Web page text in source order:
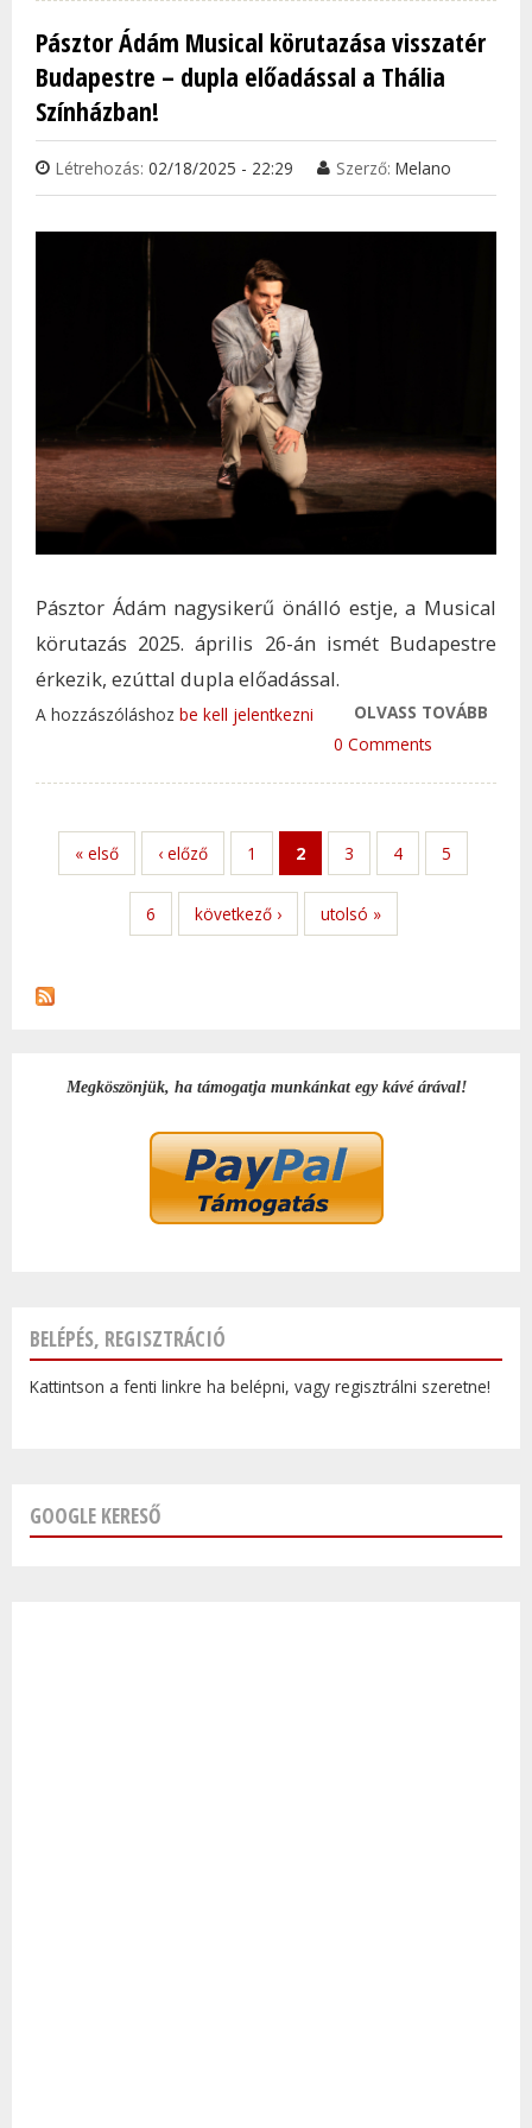
Pásztor Ádám Musical körutazása visszatér
Budapestre – dupla előadással a Thália
Színházban!
Létrehozás: 02/18/2025 - 22:29 Szerző: Melano
Pásztor Ádám nagysikerű önálló estje, a Musical
körutazás 2025. április 26-án ismét Budapestre
érkezik, ezúttal dupla előadással.
OLVASS TOVÁBB
A hozzászóláshoz be kell jelentkezni
0 Comments
« első ‹ előző 1 2 3 4 5
6 következő › utolsó »
Megköszönjük, ha támogatja munkánkat egy kávé árával!
BELÉPÉS, REGISZTRÁCIÓ
Kattintson a fenti linkre ha belépni, vagy regisztrálni szeretne!
GOOGLE KERESŐ